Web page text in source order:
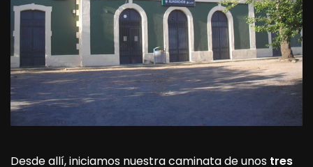
Desde allí, iniciamos nuestra caminata de unos tres